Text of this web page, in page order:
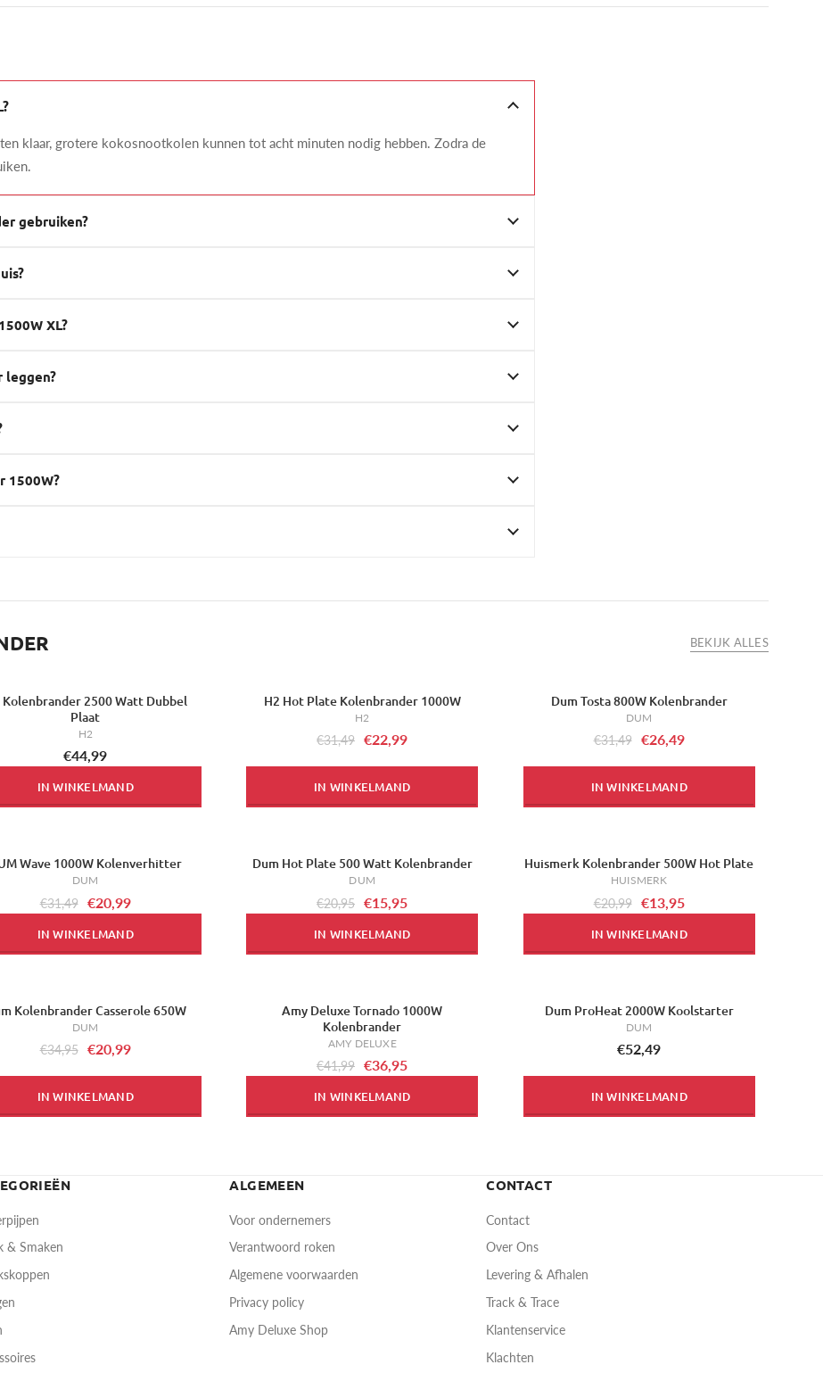
klaar, grotere kokosnootkolen kunnen tot acht minuten nodig hebben. Zodra de
gebruiken?
XL?
leggen?
1500W?
BEKIJK ALLES
Kolenbrander 2500 Watt Dubbel
Plaat
H2
€44,99
IN WINKELMAND
-27%H2 Hot Plate Kolenbrander 1000W
H2
€31,49 €22,99
IN WINKELMAND
Dum Tosta 800W Kolenbrander
DUM
€31,49 €26,49
IN WINKELMAND
Wave 1000W Kolenverhitter
DUM
€31,49 €20,99
IN WINKELMAND
-24%
Dum Hot Plate 500 Watt Kolenbrander
DUM
€20,95 €15,95
IN WINKELMAND
-34%
Huismerk Kolenbrander 500W Hot Plate
HUISMERK
€20,99 €13,95
IN WINKELMAND
Kolenbrander Casserole 650W
DUM
€34,95 €20,99
IN WINKELMAND
Amy Deluxe Tornado 1000W
Kolenbrander
AMY DELUXE
€41,99 €36,95
IN WINKELMAND
Dum ProHeat 2000W Koolstarter
DUM
€52,49
IN WINKELMAND
& Smaken
ALGEMEEN
Voor ondernemers
Verantwoord roken
Algemene voorwaarden
Privacy policy
Amy Deluxe Shop
CONTACT
Contact
Over Ons
Levering & Afhalen
Track & Trace
Klantenservice
Klachten